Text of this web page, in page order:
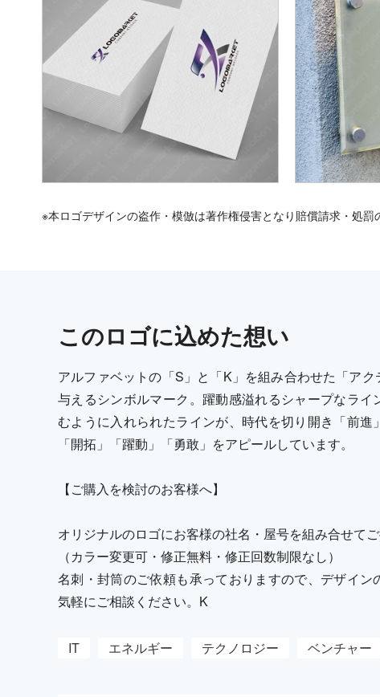
※本ロゴデザインの盗作・模倣は著作権侵害となり賠償請求・処罰
このロゴに込めた想い
アルファベットの「S」と「K」を組み合わせた「ア
与えるシンボルマーク。躍動感溢れるシャープなラ
むように入れられたラインが、時代を切り開き「前進
「開拓」「躍動」「勇敢」をアピールしています。
【ご購入を検討のお客様へ】
オリジナルのロゴにお客様の社名・屋号を組み合せてご
（カラー変更可・修正無料・修正回数制限なし）
名刺・封筒のご依頼も承っておりますので、デザイ
気軽にご相談ください。K
IT エネルギー テクノロジー ベンチャー